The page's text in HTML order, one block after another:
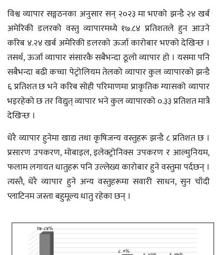
विश्व व्यापार सङ्गठनका अनुसार सन् २०२३ मा भएको झन्डै २४ खर्ब
अमेरिकी डलरको वस्तु व्यापारमध्ये १७.८४ प्रतिशतले हुन आउने
करिब ४.२४ खर्ब अमेरिकी डलरको ऊर्जा कारोबार भएको देखिन्छ ।
तसर्थ, ऊर्जा व्यापार संसारकै सबैभन्दा ठूलो व्यापार हो । यसमा पनि
सबैभन्दा बढी कच्चा पेट्रोलियम तेलको व्यापार कुल व्यापारको झन्डै
६ प्रतिशत छ भने करिब सोही परिमाणमा प्राकृतिक ग्यासको व्यापार
भइरहेको छ तर विद्युत् व्यापार भने कुल व्यापारको ०.३३ प्रतिशत मात्रै
देखिन्छ ।
धेरै व्यापार हुनेमा खाद्य तथा कृषिजन्य वस्तुहरू झन्डै ८ प्रतिशत छ ।
प्रसारण उपकरण, मोबाइल, इलेक्ट्रोनिक्स उपकरण र आल्मुनियम,
फलाम लगायत धातुहरू पनि उल्लेख्य कारोबार हुने वस्तुमा पर्दछन् ।
त्यस्तै, धेरै व्यापार हुने अन्य वस्तुहरूमा सवारी साधन, सुन चाँदी
प्लाटिनम जस्ता बहुमूल्य धातु रहेका छन् ।